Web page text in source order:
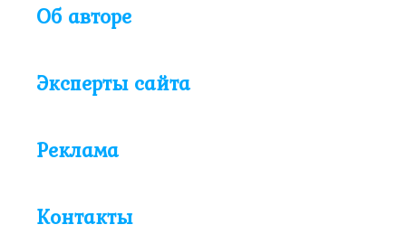
Об авторе
Эксперты сайта
Реклама
Контакты